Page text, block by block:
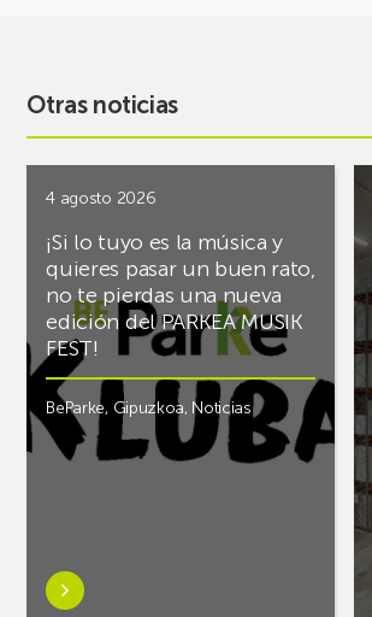
Otras noticias
4 agosto 2026
¡Si lo tuyo es la música y
quieres pasar un buen rato,
no te pierdas una nueva
edición del PARKEA MUSIK
FEST!
BeParke, Gipuzkoa, Noticias
Saber